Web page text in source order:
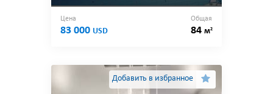
Цена
83 000 USD
Общая
84 м2
Добавить в избранное